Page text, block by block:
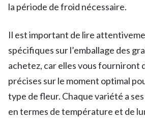
la période de froid nécessaire.
Il est important de lire
spécifiques sur l’emballage des
achetez, car elles vous fourniront
précises sur le moment optimal
type de fleur. Chaque variété a
en termes de température et de